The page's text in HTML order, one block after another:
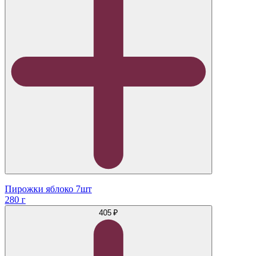
Пирожки яблоко 7шт
280 г
405 ₽